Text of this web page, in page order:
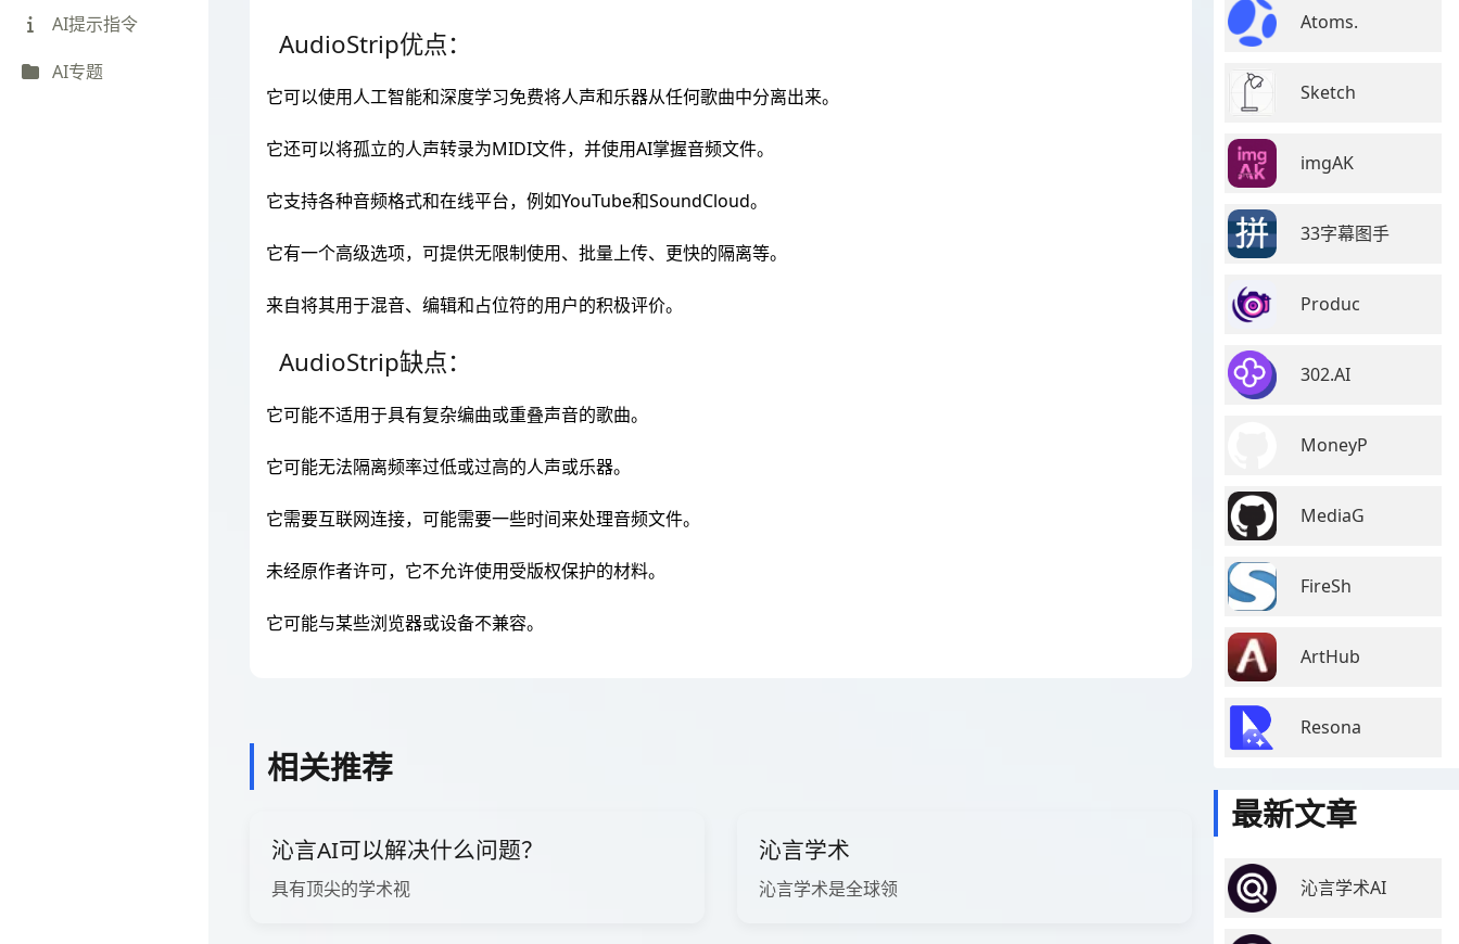
AI提示指令
AI专题
AudioStrip优点：
它可以使用人工智能和深度学习免费将人声和乐器从任何歌曲中分离出来。
它还可以将孤立的人声转录为MIDI文件，并使用AI掌握音频文件。
它支持各种音频格式和在线平台，例如YouTube和SoundCloud。
它有一个高级选项，可提供无限制使用、批量上传、更快的隔离等。
来自将其用于混音、编辑和占位符的用户的积极评价。
AudioStrip缺点：
它可能不适用于具有复杂编曲或重叠声音的歌曲。
它可能无法隔离频率过低或过高的人声或乐器。
它需要互联网连接，可能需要一些时间来处理音频文件。
未经原作者许可，它不允许使用受版权保护的材料。
它可能与某些浏览器或设备不兼容。
相关推荐
沁言AI可以解决什么问题？
具有顶尖的学术视
沁言学术
沁言学术是全球领
Atoms.
Sketch
imgAK
33字幕图手
Produc
302.AI
MoneyP
MediaG
FireSh
ArtHub
Resona
最新文章
沁言学术AI